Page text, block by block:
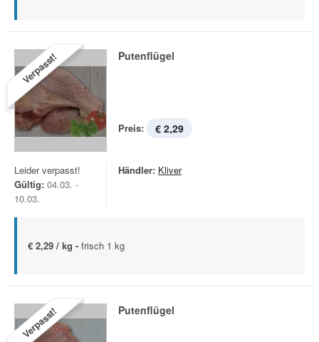
Verpasst! Putenflügel
Preis: € 2,29
Leider verpasst!
Gültig: 04.03. -
10.03.
Händler: Kliver
€ 2,29 / kg - frisch 1 kg
Verpasst! Putenflügel